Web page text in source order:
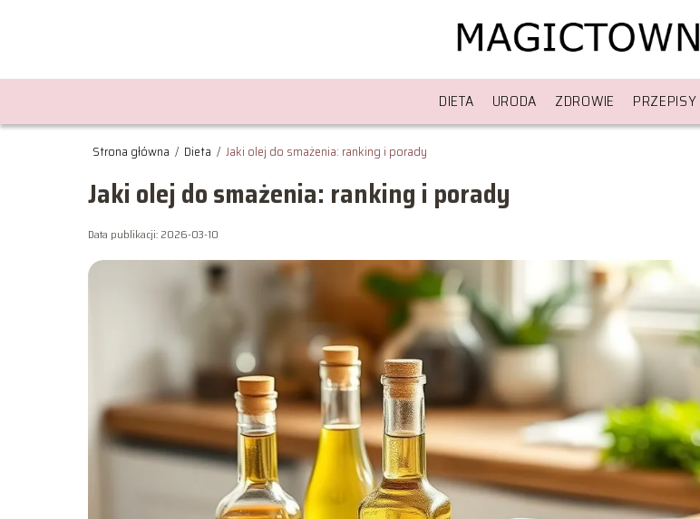
DIETA URODA ZDROWIE PRZEPISY
Strona główna / Dieta / Jaki olej do smażenia: ranking i porady
Jaki olej do smażenia: ranking i porady
Data publikacji: 2026-03-10